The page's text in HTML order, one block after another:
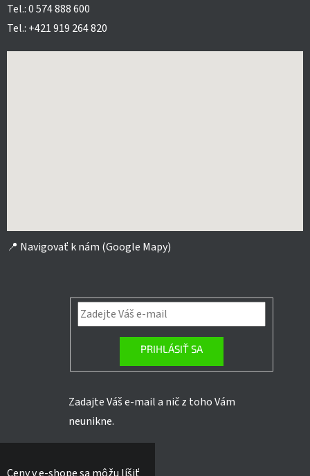
Tel.: 0 574 888 600
Tel.: +421 919 264 820
📍 Navigovať k nám (Google Mapy)
PRIHLÁSIŤ SA
Zadajte Váš e-mail a nič z toho Vám
neunikne.